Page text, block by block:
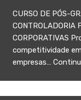
CURSO DE PÓS-
CONTROLADORIA
CORPORATIVAS
competitividade
empresas…